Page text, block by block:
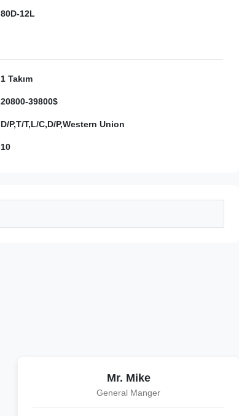
80D-12L
1 Takım
20800-39800$
D/P,T/T,L/C,D/P,Western Union
10
Mr. Mike
General Manger